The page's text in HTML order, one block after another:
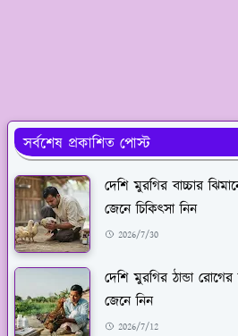
সর্বশেষ প্রকাশিত পোস্ট
দেশি মুরগির বাচ্চার
জেনে চিকিৎসা নিন
2026/7/30
দেশি মুরগির ঠান্ডা
জেনে নিন
2026/7/12